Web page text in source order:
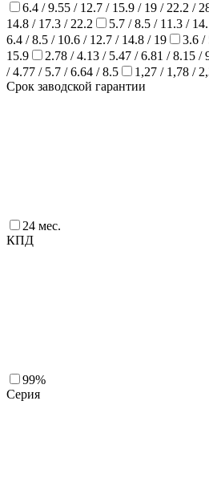
6.4 / 9.55 / 12.7 / 15.9 / 19 / 22.2 /
14.8 / 17.3 / 22.2
5.7 / 8.5 / 11.3 /
6.4 / 8.5 / 10.6 / 12.7 / 14.8 / 19
3.6 /
15.9
2.78 / 4.13 / 5.47 / 6.81 / 8.15 /
/ 4.77 / 5.7 / 6.64 / 8.5
1,27 / 1,78 /
Срок заводской гарантии
24 мес.
КПД
99%
Серия